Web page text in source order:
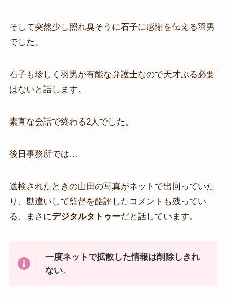
そして突然少し照れ臭そうに石子に感謝を伝える羽男
でした。
石子も珍しく羽男が有能な弁護士なので天才ぶる必要
はないと話します。
素直な会話で終わる2人でした。
後日事務所では…
送検されたときの山田の写真がネットで出回っていた
り、勘違いして監督を酷評したコメントも残ってい
る、まさにデジタルタトゥーだと話しています。
一度ネットで拡散した情報は削除しきれ
ない。